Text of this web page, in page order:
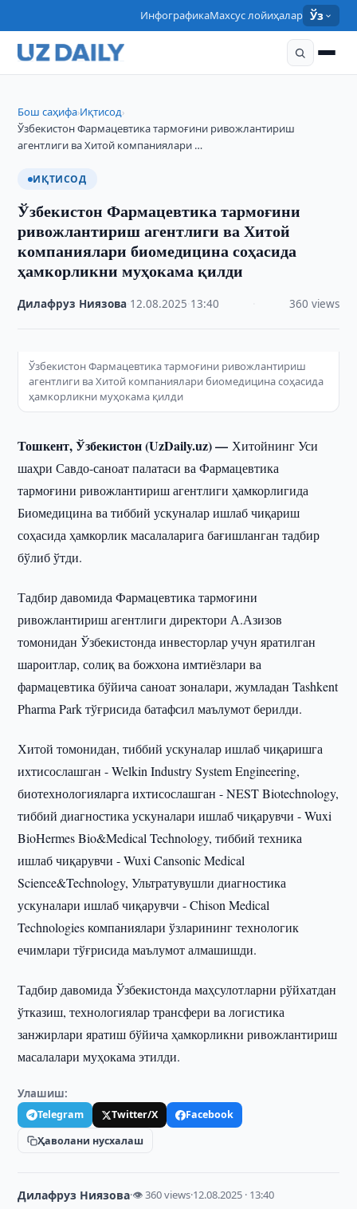
ИнфографикаМахсус лойиҳалар Ўз
Бош саҳифа›Иқтисод›
Ўзбекистон Фармацевтика тармоғини ривожлантириш
агентлиги ва Хитой компаниялари …
ИҚТИСОД
Ўзбекистон Фармацевтика тармоғини
ривожлантириш агентлиги ва Хитой
компаниялари биомедицина соҳасида
ҳамкорликни муҳокама қилди
Дилафруз Ниязова 12.08.2025 13:40 360 views
Ўзбекистон Фармацевтика тармоғини ривожлантириш
агентлиги ва Хитой компаниялари биомедицина соҳасида
ҳамкорликни муҳокама қилди
Тошкент, Ўзбекистон (UzDaily.uz) —Хитойнинг Уси
шаҳри Савдо-саноат палатаси ва Фармацевтика
тармоғини ривожлантириш агентлиги ҳамкорлигида
Биомедицина ва тиббий ускуналар ишлаб чиқариш
соҳасида ҳамкорлик масалаларига бағишланган тадбир
бўлиб ўтди.
Тадбир давомида Фармацевтика тармоғини
ривожлантириш агентлиги директори А.Азизов
томонидан Ўзбекистонда инвесторлар учун яратилган
шароитлар, солиқ ва божхона имтиёзлари ва
фармацевтика бўйича саноат зоналари, жумладан Tashkent
Pharma Park тўғрисида батафсил маълумот берилди.
Хитой томонидан, тиббий ускуналар ишлаб чиқаришга
ихтисослашган - Welkin Industry System Engineering,
биотехнологияларга ихтисослашган - NEST Biotechnology,
тиббий диагностика ускуналари ишлаб чиқарувчи - Wuxi
BioHermes Bio&Medical Technology, тиббий техника
ишлаб чиқарувчи - Wuxi Cansonic Medical
Science&Technology, Ультратувушли диагностика
ускуналари ишлаб чиқарувчи - Chison Medical
Technologies компаниялари ўзларининг технологик
ечимлари тўғрисида маълумот алмашишди.
Тадбир давомида Ўзбекистонда маҳсулотларни рўйхатдан
ўтказиш, технологиялар трансфери ва логистика
занжирлари яратиш бўйича ҳамкорликни ривожлантириш
масалалари муҳокама этилди.
Улашиш:
Telegram Twitter/X
Facebook
Ҳаволани нусхалаш
Дилафруз Ниязова·👁 360 views·12.08.2025 · 13:40